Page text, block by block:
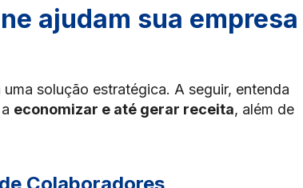
ajudam sua empresa
solução estratégica. A seguir, entenda
economizar e até gerar receita, além de